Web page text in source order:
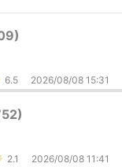
6.5 2026/08/08 15:31
2.1 2026/08/08 11:41